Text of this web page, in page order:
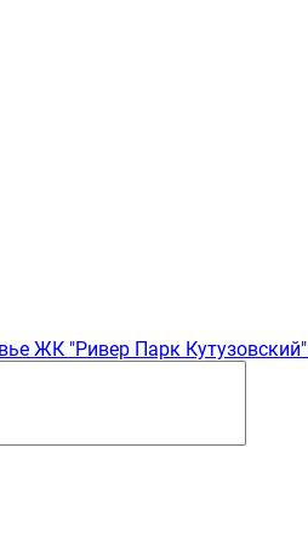
ЖК "Ривер Парк Кутузовский"